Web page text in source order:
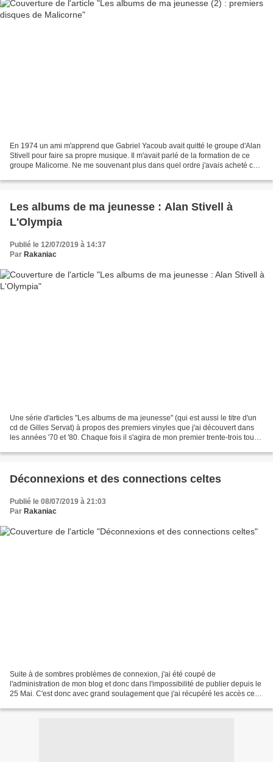
En 1974 un ami m'apprend que Gabriel Yacoub avait quitté le groupe d'Alan
Stivell pour faire sa propre musique. Il m'avait parlé de la formation de ce
groupe Malicorne. Ne me souvenant plus dans quel ordre j'avais acheté ces
Les albums de ma jeunesse : Alan Stivell à
L'Olympia
Publié le 12/07/2019 à 14:37
Par Rakaniac
Une série d'articles "Les albums de ma jeunesse" (qui est aussi le titre d'un
cd de Gilles Servat) à propos des premiers vinyles que j'ai découvert dans
les années '70 et '80. Chaque fois il s'agira de mon premier trente-trois tours
Déconnexions et des connections celtes
Publié le 08/07/2019 à 21:03
Par Rakaniac
Suite à de sombres problèmes de connexion, j'ai été coupé de
l'administration de mon blog et donc dans l'impossibilité de publier depuis le
25 Mai. C'est donc avec grand soulagement que j'ai récupéré les accès ce